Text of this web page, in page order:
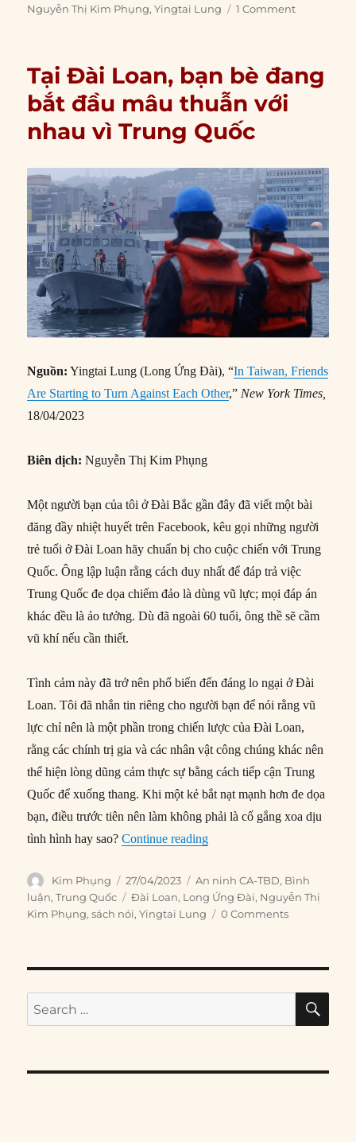
Nguyễn Thị Kim Phụng,Yingtai Lung 1 Comment
Tại Đài Loan, bạn bè đang
bắt đầu mâu thuẫn với
nhau vì Trung Quốc
Nguồn: Yingtai Lung (Long Ứng Đài), “In Taiwan, Friends
Are Starting to Turn Against Each Other,” New York Times,
18/04/2023
Biên dịch: Nguyễn Thị Kim Phụng
Một người bạn của tôi ở Đài Bắc gần đây đã viết một bài
đăng đầy nhiệt huyết trên Facebook, kêu gọi những người
trẻ tuổi ở Đài Loan hãy chuẩn bị cho cuộc chiến với Trung
Quốc. Ông lập luận rằng cách duy nhất để đáp trả việc
Trung Quốc đe dọa chiếm đảo là dùng vũ lực; mọi đáp án
khác đều là ảo tưởng. Dù đã ngoài 60 tuổi, ông thề sẽ cầm
vũ khí nếu cần thiết.
Tình cảm này đã trở nên phổ biến đến đáng lo ngại ở Đài
Loan. Tôi đã nhắn tin riêng cho người bạn để nói rằng vũ
lực chỉ nên là một phần trong chiến lược của Đài Loan,
rằng các chính trị gia và các nhân vật công chúng khác nên
thể hiện lòng dũng cảm thực sự bằng cách tiếp cận Trung
Quốc để xuống thang. Khi một kẻ bắt nạt mạnh hơn đe dọa
bạn, điều trước tiên nên làm không phải là cố gắng xoa dịu
tình hình hay sao?Continue reading“Tại Đài Loan, bạn bè đang
Author
Kim Phụng
Posted
on
27/04/2023 Categories
An ninh CA-TBD, Bình
luận,Trung Quốc Tags
Đài Loan, Long Ứng Đài, Nguyễn Thị
Kim Phụng,sách nói,Yingtai Lung 0 Comments
Search
for: